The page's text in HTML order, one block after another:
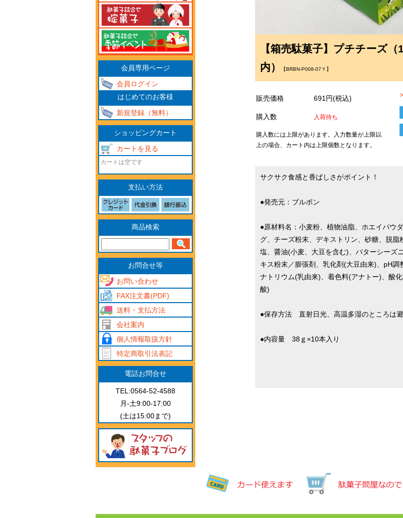
【箱売駄菓子】プチチーズ
内）
【BRBN-P008-07Ｙ】
販売価格 691円(税込)
購入数 入荷待ち
購入数には上限があります。入力数量が上限以
上の場合、カート内は上限個数となります。
サクサク食感と香ばしさがポイント！
●発売元：ブルボン
●原材料名：小麦粉、植物油脂、ホエイパウ
グ、チーズ粉末、デキストリン、砂糖、脱
塩、醤油(小麦、大豆を含む)、バターシーズ
キス粉末／膨張剤、乳化剤(大豆由来)、pH
ナトリウム(乳由来)、着色料(アナトー)、酸
酸)
●保存方法 直射日光、高温多湿のところは避
●内容量 38ｇ×10本入り
会員専用ページ
会員ログイン
はじめてのお客様
新規登録（無料）
ショッピングカート
カートを見る
カートは空です
支払い方法
商品検索
お問合せ等
お問い合わせ
FAX注文書(PDF)
送料・支払方法
会社案内
個人情報取扱方針
特定商取引法表記
電話お問合せ
TEL:0564-52-4588
月-土9:00-17:00
(土は15:00まで)